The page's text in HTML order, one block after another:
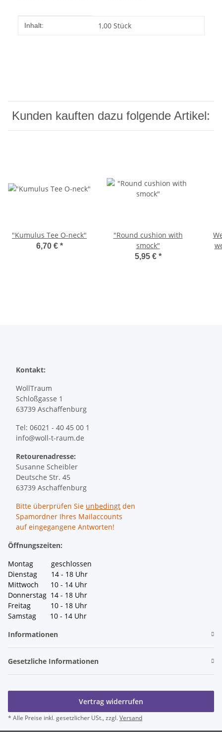
Produkteigenschaft
Wert
Inhalt: 1,00 Stück
Kunden kauften dazu folgende Artikel:
"Kumulus Tee O-neck"
6,70 € *
"Round cushion with
smock"
5,95 € *
Kontakt:
WollTraum
Schloßgasse 1
63739 Aschaffenburg
Tel: 06021 - 40 45 00 1
info@woll-t-raum.de
Retourenadresse:
Susanne Scheibler
Deutsche Str. 45
63739 Aschaffenburg
Bitte überprüfen Sie unbedingt den
Spamordner Ihres Mailaccounts
auf eingegangene Antworten!
Öffnungszeiten:
Montag geschlossen
Dienstag 14 - 18 Uhr
Mittwoch 10 - 14 Uhr
Donnerstag 14 - 18 Uhr
Freitag 10 - 18 Uhr
Samstag 10 - 14 Uhr
Informationen
Gesetzliche Informationen
Vertrag widerrufen
* Alle Preise inkl. gesetzlicher USt., zzgl.Versand